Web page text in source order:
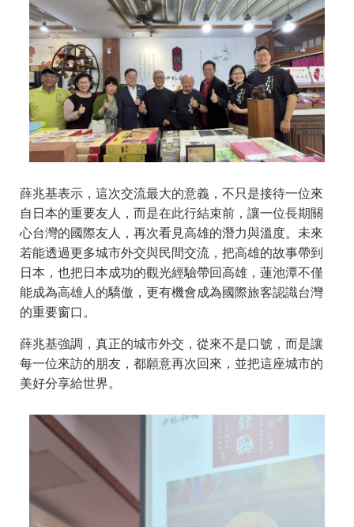
薛兆基表示，這次交流最大的意義，不只是接待一位來
自日本的重要友人，而是在此行結束前，讓一位長期關
心台灣的國際友人，再次看見高雄的潛力與溫度。未來
若能透過更多城市外交與民間交流，把高雄的故事帶到
日本，也把日本成功的觀光經驗帶回高雄，蓮池潭不僅
能成為高雄人的驕傲，更有機會成為國際旅客認識台灣
的重要窗口。
薛兆基強調，真正的城市外交，從來不是口號，而是讓
每一位來訪的朋友，都願意再次回來，並把這座城市的
美好分享給世界。